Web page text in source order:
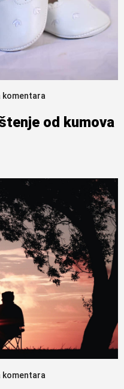
komentara
od kumova
komentara